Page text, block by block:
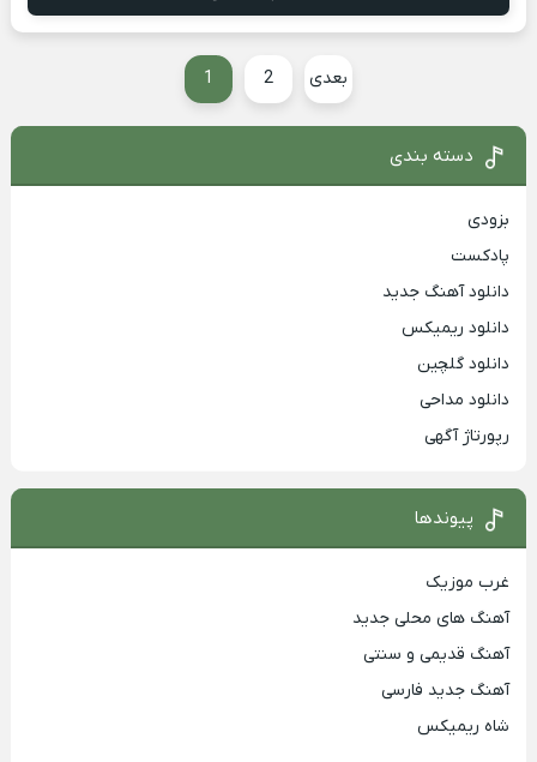
1 2 بعدی
دسته بندی
بزودی
پادکست
دانلود آهنگ جدید
دانلود ریمیکس
دانلود گلچین
دانلود مداحی
رپورتاژ آگهی
پیوندها
غرب موزیک
آهنگ های محلی جدید
آهنگ قدیمی و سنتی
آهنگ جدید فارسی
شاه ریمیکس